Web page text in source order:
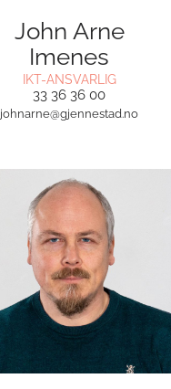
John Arne
Imenes
IKT-ANSVARLIG
33 36 36 00
johnarne@gjennestad.no